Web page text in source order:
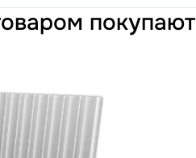
покупают